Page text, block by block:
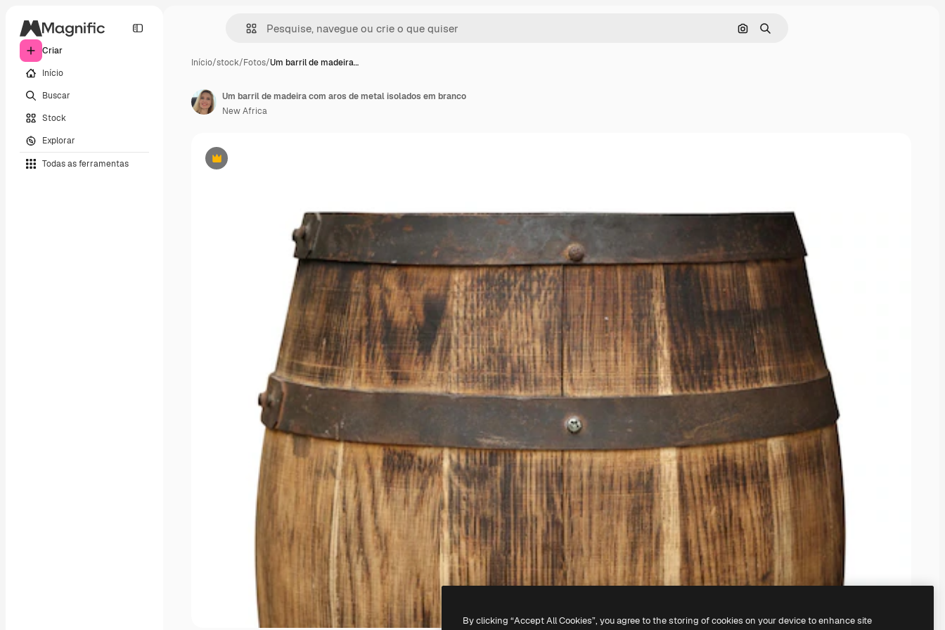
Criar
Início
Buscar
Stock
Explorar
Todas as ferramentas
Pesquisar por imagem
Buscar
Início/stock/Fotos/Um barril de madeira…
Premium
Um barril de madeira com aros de metal isolados em branco
New Africa
By clicking “Accept All Cookies”, you agree to the storing of cookies on your device to enhance site